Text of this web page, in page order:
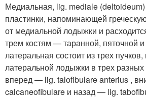
Медиальная, lig. mediale
пластинки, напоминающей
от медиальной лодыжки и
трем костям — таранной, пяточной
латеральная состоит из трех
латеральной лодыжки в трех
вперед — lig. talofibulare anterius ,
calcaneofibulare и назад — lig.